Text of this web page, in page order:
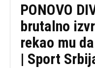
PONOVO
brutalno
rekao mu
| Sport